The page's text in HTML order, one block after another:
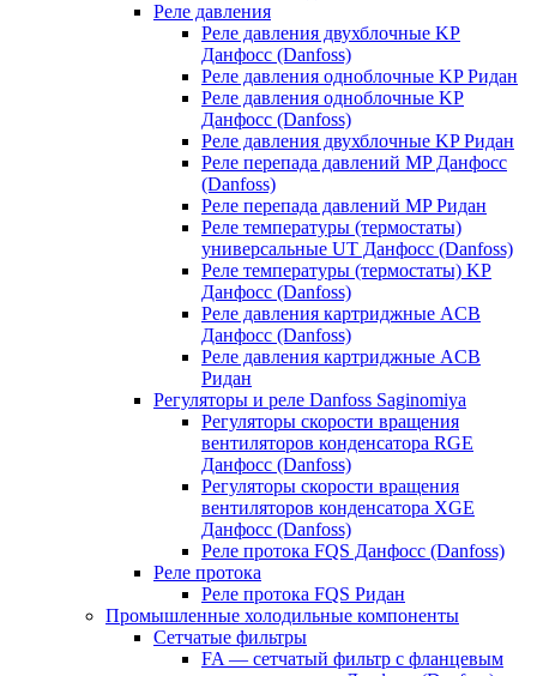
Реле давления
Реле давления двухблочные KP
Данфосс (Danfoss)
Реле давления одноблочные KP Ридан
Реле давления одноблочные KP
Данфосс (Danfoss)
Реле давления двухблочные KP Ридан
Реле перепада давлений MP Данфосс
(Danfoss)
Реле перепада давлений MP Ридан
Реле температуры (термостаты)
универсальные UT Данфосс (Danfoss)
Реле температуры (термостаты) KP
Данфосс (Danfoss)
Реле давления картриджные ACB
Данфосс (Danfoss)
Реле давления картриджные ACB
Ридан
Регуляторы и реле Danfoss Saginomiya
Регуляторы скорости вращения
вентиляторов конденсатора RGE
Данфосс (Danfoss)
Регуляторы скорости вращения
вентиляторов конденсатора XGE
Данфосс (Danfoss)
Реле протока FQS Данфосс (Danfoss)
Реле протока
Реле протока FQS Ридан
Промышленные холодильные компоненты
Сетчатые фильтры
FA — сетчатый фильтр с фланцевым